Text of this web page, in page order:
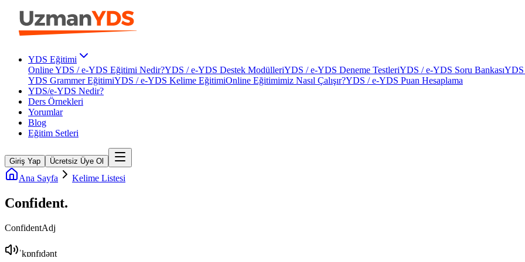
YDS Eğitimi
Online YDS / e-YDS Eğitimi Nedir?YDS / e-YDS Destek ModülleriYDS / e-YDS Deneme TestleriYDS / e-YDS Soru BankasıYDS
YDS Grammer EğitimiYDS / e-YDS Kelime EğitimiOnline Eğitimimiz Nasıl Çalışır?YDS / e-YDS Puan Hesaplama
YDS/e-YDS Nedir?
Ders Örnekleri
Yorumlar
Blog
Eğitim Setleri
Giriş Yap Ücretsiz Üye Ol
Ana Sayfa Kelime Listesi
Confident.
ConfidentAdj
ˈkɒnfɪdənt